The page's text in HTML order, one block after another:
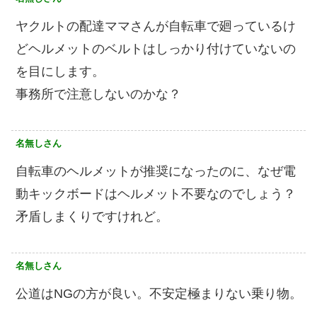
ヤクルトの配達ママさんが自転車で廻っているけ
どヘルメットのベルトはしっかり付けていないの
を目にします。
事務所で注意しないのかな？
名無しさん
自転車のヘルメットが推奨になったのに、なぜ電
動キックボードはヘルメット不要なのでしょう？
矛盾しまくりですけれど。
名無しさん
公道はNGの方が良い。不安定極まりない乗り物。